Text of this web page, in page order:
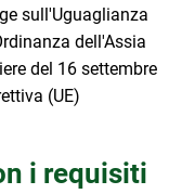
sull'Uguaglianza
dell'Assia
del 16 settembre
(UE)
i requisiti